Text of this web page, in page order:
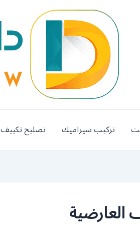
تركيب سيراميك تصليح تكييف
العارضية